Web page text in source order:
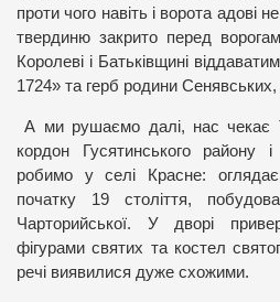
проти чого навіть і ворота адові
твердиню закрито перед
Королеві і Батьківщині
1724» та герб родини Сенявських,
А ми рушаємо далі, нас чекає
кордон Гусятинського району
робимо у селі Красне:
початку 19 століття,
Чарторийської. У дворі
фігурами святих та костел
речі виявилися дуже схожими.